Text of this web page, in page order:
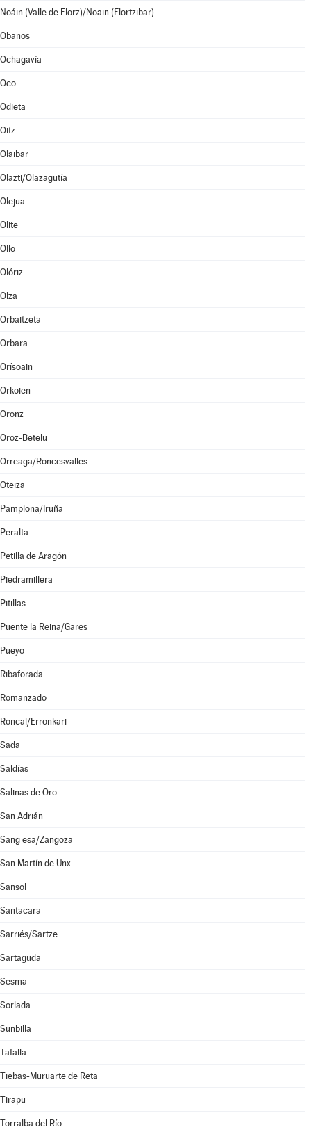
Noáin (Valle de Elorz)/Noain (Elortzibar)
Obanos
Ochagavía
Oco
Odieta
Oitz
Olaibar
Olazti/Olazagutía
Olejua
Olite
Ollo
Olóriz
Olza
Orbaitzeta
Orbara
Orísoain
Orkoien
Oronz
Oroz-Betelu
Orreaga/Roncesvalles
Oteiza
Pamplona/Iruña
Peralta
Petilla de Aragón
Piedramillera
Pitillas
Puente la Reina/Gares
Pueyo
Ribaforada
Romanzado
Roncal/Erronkari
Sada
Saldías
Salinas de Oro
San Adrián
Sang esa/Zangoza
San Martín de Unx
Sansol
Santacara
Sarriés/Sartze
Sartaguda
Sesma
Sorlada
Sunbilla
Tafalla
Tiebas-Muruarte de Reta
Tirapu
Torralba del Río